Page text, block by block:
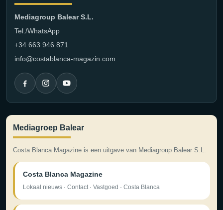
Mediagroup Balear S.L.
Tel./WhatsApp
+34 663 946 871
info@costablanca-magazin.com
Mediagroep Balear
Costa Blanca Magazine is een uitgave van Mediagroup Balear S.L.
Costa Blanca Magazine
Lokaal nieuws · Contact · Vastgoed · Costa Blanca